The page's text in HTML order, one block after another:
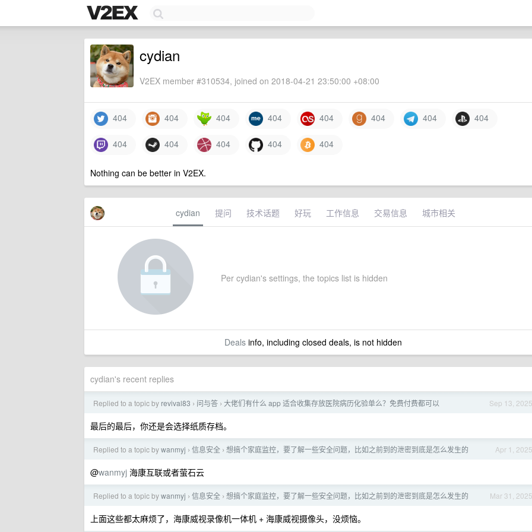
cydian
V2EX member #310534, joined on 2018-04-21 23:50:00 +08:00
404 404 404 404 404 404 404 404
404 404 404 404 404
Nothing can be better in V2EX.
cydian 提问 技术话题 好玩 工作信息 交易信息 城市相关
Per cydian's settings, the topics list is hidden
Dealsinfo, including closed deals, is not hidden
cydian's recent replies
Sep 13, 2025
Replied to a topic by revival83 › 问与答 › 大佬们有什么 app 适合收集存放医院病历化验单么？免费付费都可以
最后的最后，你还是会选择纸质存档。
Apr 1, 2025
Replied to a topic bywanmyj › 信息安全 › 想搞个家庭监控，要了解一些安全问题，比如之前到的泄密到底是怎么发生的
@wanmyj 海康互联或者萤石云
Mar 31, 2025
Replied to a topic bywanmyj › 信息安全 › 想搞个家庭监控，要了解一些安全问题，比如之前到的泄密到底是怎么发生的
上面这些都太麻烦了，海康威视录像机一体机 + 海康威视摄像头，没烦恼。